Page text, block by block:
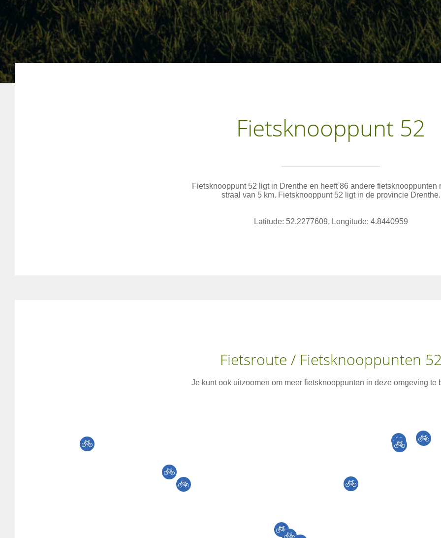
Fietsknooppunt 52
Fietsknooppunt 52 ligt in Drenthe en heeft 86 andere fietsknooppunten
straal van 5 km. Fietsknooppunt 52 ligt in de provincie Drenthe.
Latitude: 52.2277609, Longitude: 4.8440959
Fietsroute / Fietsknooppunten 52
Je kunt ook uitzoomen om meer fietsknooppunten in deze omgeving te